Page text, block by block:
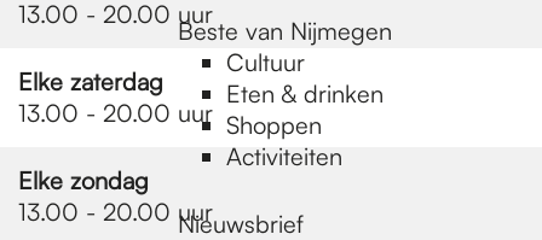
Beste van Nijmegen
Cultuur
Eten & drinken
Shoppen
Activiteiten
Nieuwsbrief
13.00 - 20.00 uur
Elke zaterdag
13.00 - 20.00 uur
Elke zondag
13.00 - 20.00 uur